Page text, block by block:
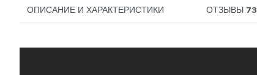
ОПИСАНИЕ И ХАРАКТЕРИСТИКИ ОТЗЫВЫ 73